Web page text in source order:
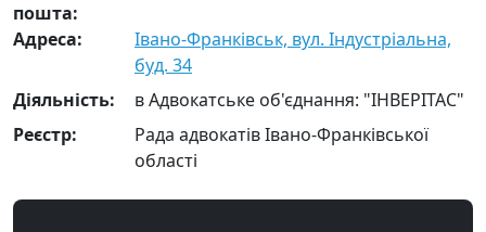
пошта:
Адреса:
Івано-Франківськ, вул. Індустріальна,
буд. 34
Діяльність:
в Адвокатське об'єднання: "ІНВЕРІТАС"
Реєстр:
Рада адвокатів Івано-Франківської
області